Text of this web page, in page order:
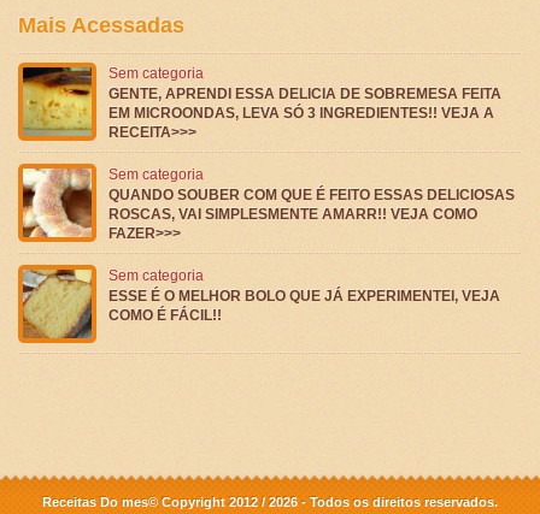
Mais Acessadas
Sem categoria
GENTE, APRENDI ESSA DELICIA DE SOBREMESA FEITA
EM MICROONDAS, LEVA SÓ 3 INGREDIENTES!! VEJA A
RECEITA>>>
Sem categoria
QUANDO SOUBER COM QUE É FEITO ESSAS DELICIOSAS
ROSCAS, VAI SIMPLESMENTE AMARR!! VEJA COMO
FAZER>>>
Sem categoria
ESSE É O MELHOR BOLO QUE JÁ EXPERIMENTEI, VEJA
COMO É FÁCIL!!
Receitas Do mes© Copyright 2012 / 2026 - Todos os direitos reservados.